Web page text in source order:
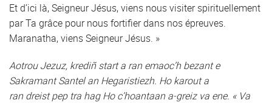
Et d’ici là, Seigneur Jésus, viens nous visiter spirituellement
par Ta grâce pour nous fortifier dans nos épreuves.
Maranatha, viens Seigneur Jésus. »
Aotrou Jezuz, krediñ start a ran emaoc’h bezant e
Sakramant Santel an Hegaristiezh. Ho karout a
ran dreist pep tra hag Ho c’hoantaan a-greiz va ene. « Va